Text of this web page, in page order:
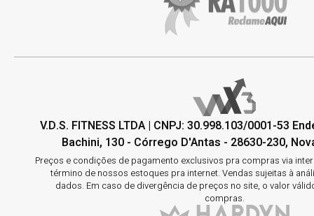
V.D.S. FITNESS LTDA | CNPJ: 30.998.103/0001-53
Bachini, 130 - Córrego D'Antas - 28630-230,
Preços e condições de pagamento exclusivos pra compras via
término de nossos estoques pra internet. Vendas sujeitas à
dados. Em caso de divergência de preços no site, o valor
compras.